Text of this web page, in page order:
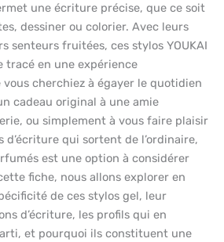
une écriture précise, que ce soit
dessiner ou colorier. Avec leurs
senteurs fruitées, ces stylos YOUKAI
en une expérience
cherchiez à égayer le quotidien
cadeau original à une amie
ou simplement à vous faire plaisir
qui sortent de l’ordinaire,
est une option à considérer
fiche, nous allons explorer en
de ces stylos gel, leur
d’écriture, les profils qui en
et pourquoi ils constituent une